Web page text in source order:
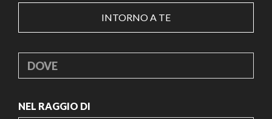
INTORNO A TE
DOVE
NEL RAGGIO DI